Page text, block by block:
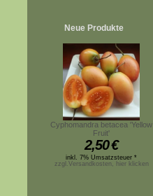
Neue Produkte
Cyphomandra betacea 'Yellow
Fruit'
2,50€
inkl. 7% Umsatzsteuer *
zzgl.Versandkosten, hier klicken